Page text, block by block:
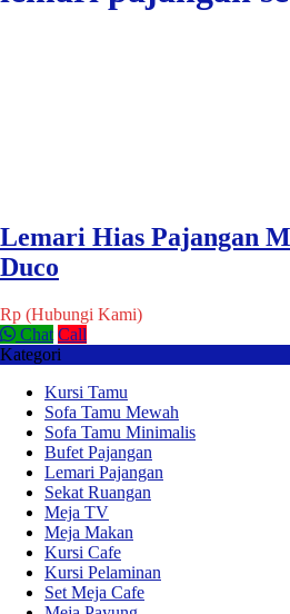
Lemari Hias Pajangan
Duco
Rp (Hubungi Kami)
Chat Call
Kategori
Kursi Tamu
Sofa Tamu Mewah
Sofa Tamu Minimalis
Bufet Pajangan
Lemari Pajangan
Sekat Ruangan
Meja TV
Meja Makan
Kursi Cafe
Kursi Pelaminan
Set Meja Cafe